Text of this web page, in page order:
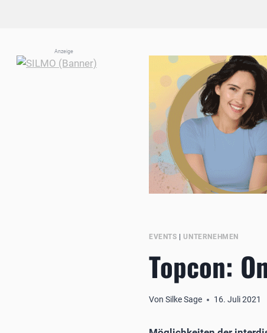
Anzeige
EVENTS | UNTERNEHMEN
Topcon:
Von Silke Sage 16. Juli 2021